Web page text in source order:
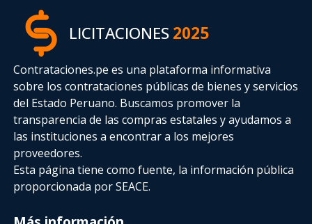
LICITACIONES2025
Contrataciones.pe es una plataforma informativa
sobre los contrataciones públicas de bienes y servicios
del Estado Peruano. Buscamos promover la
transparencia de las compras estatalesy ayudamos a
las instituciones a encontrar a los mejores
proveedores.
Esta página tiene como fuente, la información pública
proporcionada por SEACE.